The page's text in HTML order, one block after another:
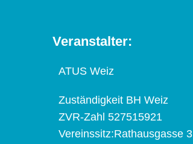
Veranstalter:
ATUS Weiz
Zuständigkeit BH Weiz
ZVR-Zahl 527515921
Vereinssitz:Rathausgasse 3